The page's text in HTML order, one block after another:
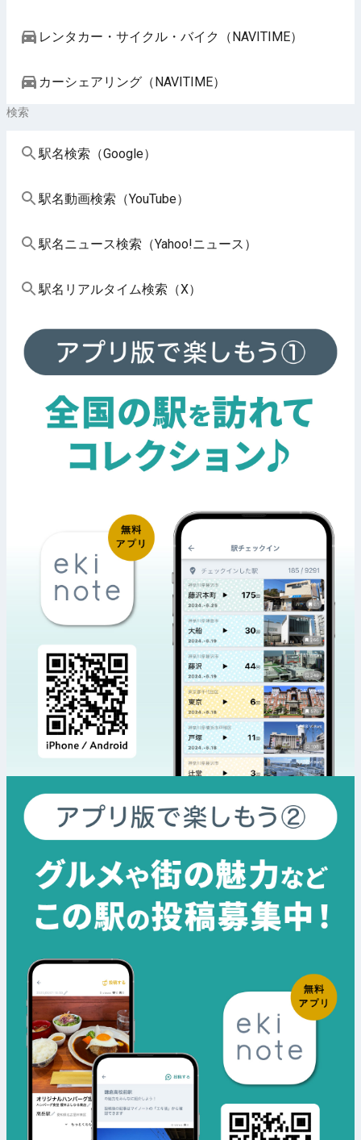
レンタカー・サイクル・バイク（NAVITIME）
カーシェアリング（NAVITIME）
検索
駅名検索（Google）
駅名動画検索（YouTube）
駅名ニュース検索（Yahoo!ニュース）
駅名リアルタイム検索（X）